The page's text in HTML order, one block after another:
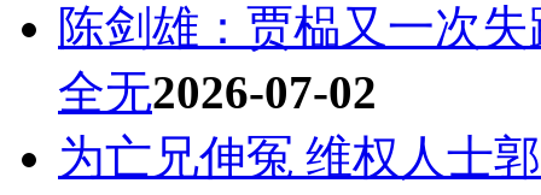
陈剑雄：贾榀又一次
全无2026-07-02
为亡兄伸冤 维权人士